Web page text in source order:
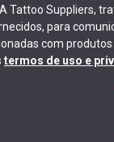
Tattoo Suppliers,
para
com produtos
termos de uso e